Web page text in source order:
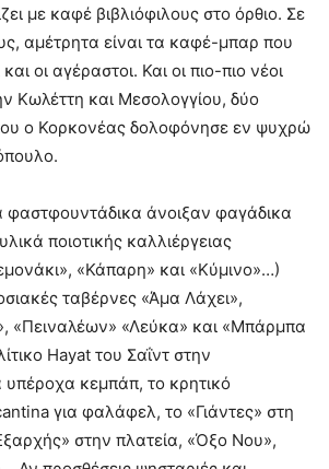
με καφέ βιβλιόφιλους στο όρθιο. Σε
αμέτρητα είναι τα καφέ-μπαρ που
οι αγέραστοι. Και οι πιο-πιο νέοι
Κωλέττη και Μεσολογγίου, δύο
ο Κορκονέας δολοφόνησε εν ψυχρώ
φαστφουντάδικα άνοιξαν φαγάδικα
ποιοτικής καλλιέργειας
«Κάπαρη» και «Κύμινο»…)
ταβέρνες «Άμα Λάχει»,
«Πειναλέων» «Λεύκα» και «Μπάρμπα
Hayat του Σαΐντ στην
υπέροχα κεμπάπ, το κρητικό
για φαλάφελ, το «Γιάντες» στη
στην πλατεία, «Όξο Νου»,